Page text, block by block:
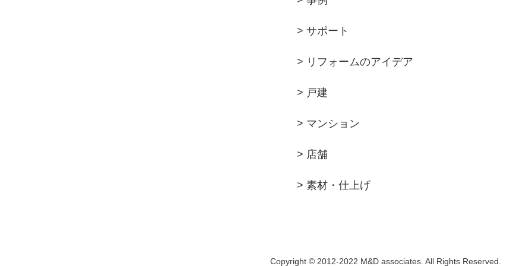
> サポート
> リフォームのアイデア
> 戸建
> マンション
> 店舗
> 素材・仕上げ
Copyright © 2012-2022 M&D associates. All Rights Reserved.